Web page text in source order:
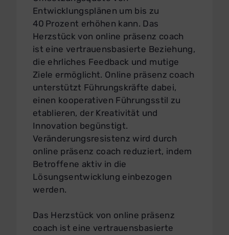
Entwicklungsplänen um bis zu
40 Prozent erhöhen kann. Das
Herzstück von online präsenz coach
ist eine vertrauensbasierte Beziehung,
die ehrliches Feedback und mutige
Ziele ermöglicht. Online präsenz coach
unterstützt Führungskräfte dabei,
einen kooperativen Führungsstil zu
etablieren, der Kreativität und
Innovation begünstigt.
Veränderungsresistenz wird durch
online präsenz coach reduziert, indem
Betroffene aktiv in die
Lösungsentwicklung einbezogen
werden.
Das Herzstück von online präsenz
coach ist eine vertrauensbasierte